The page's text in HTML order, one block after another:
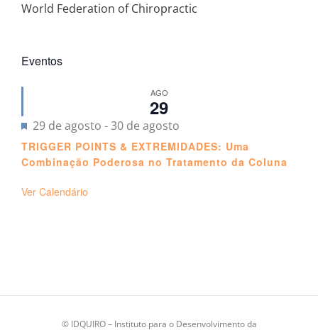
World Federation of Chiropractic
Eventos
AGO
29
Destacado
29 de agosto -30 de agosto
TRIGGER POINTS & EXTREMIDADES: Uma
Combinação Poderosa no Tratamento da Coluna
Ver Calendário
© IDQUIRO– Instituto para o Desenvolvimento da